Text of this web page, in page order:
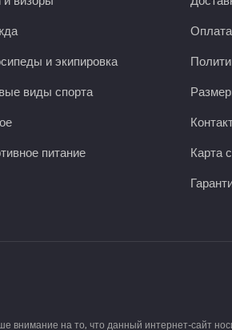
и экипировка
виды спорта
питание
Оплата
Карта
на то, что данный интернет-сайт